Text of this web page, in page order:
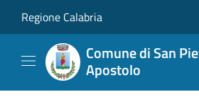
Regione Calabria
Comune di San
Apostolo